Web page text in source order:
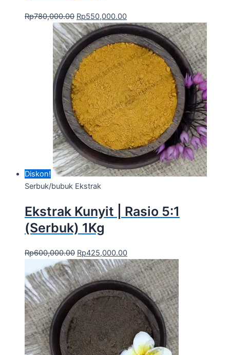
Rp780,000.00 Rp550,000.00
Diskon!
Serbuk/bubuk Ekstrak
Ekstrak Kunyit | Rasio 5:1
(Serbuk) 1Kg
Rp600,000.00 Rp425,000.00